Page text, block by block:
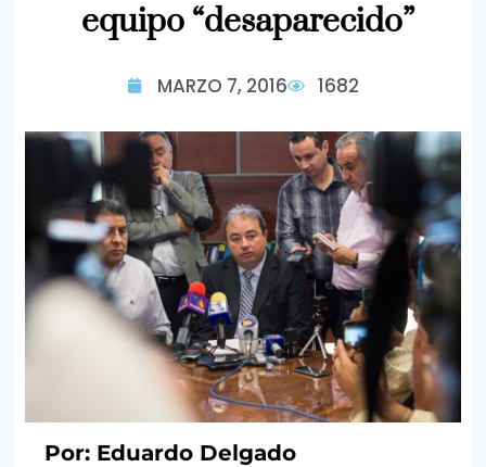
equipo “desaparecido”
MARZO 7, 2016 1682
Por: Eduardo Delgado